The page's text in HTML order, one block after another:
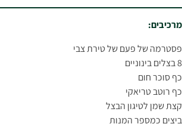
מרכיבים:
פסטרמה של פעם של טירת צבי
8 בצלים בינוניים
כף סוכר חום
כף רוטב טריאקי
קצת שמן לטיגון הבצל
ביצים כמספר המנות